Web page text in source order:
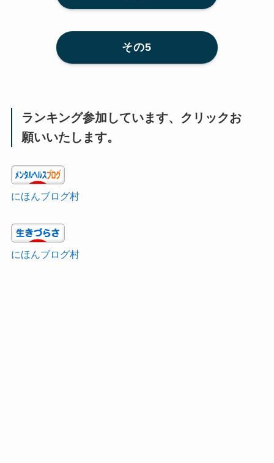
その5
ランキング参加しています、クリックお
願いいたします。
にほんブログ村
にほんブログ村